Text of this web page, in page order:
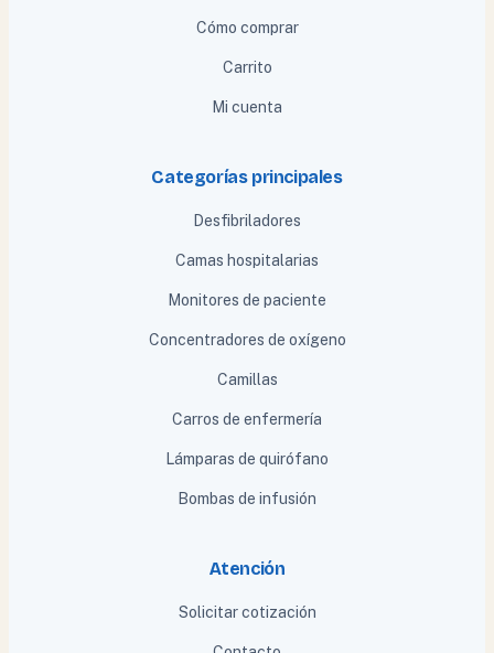
Cómo comprar
Carrito
Mi cuenta
Categorías principales
Desfibriladores
Camas hospitalarias
Monitores de paciente
Concentradores de oxígeno
Camillas
Carros de enfermería
Lámparas de quirófano
Bombas de infusión
Atención
Solicitar cotización